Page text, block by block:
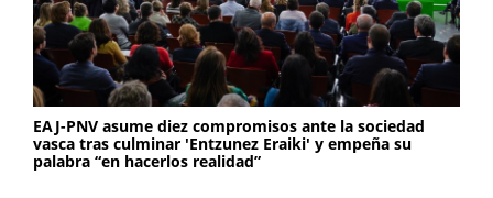
EAJ-PNV asume diez compromisos ante la sociedad
vasca tras culminar 'Entzunez Eraiki' y empeña su
palabra “en hacerlos realidad”